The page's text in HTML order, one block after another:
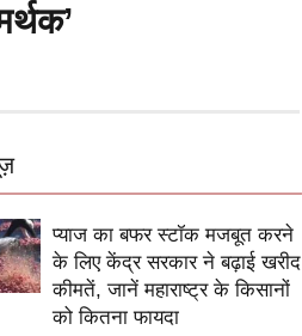
प्याज का बफर स्टॉक मजबूत करने
के लिए केंद्र सरकार ने बढ़ाई खरीद
कीमतें, जानें महाराष्ट्र के किसानों
को कितना फायदा